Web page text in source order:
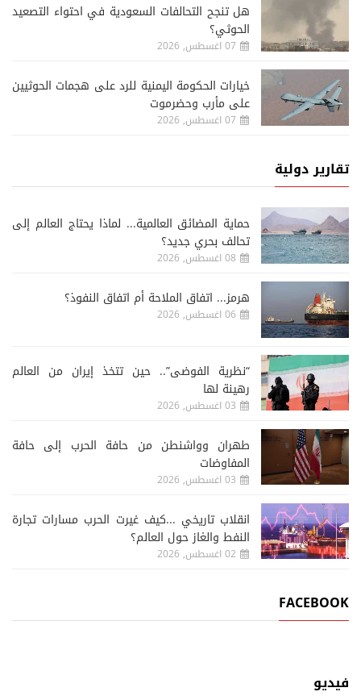
هل تنجح التحالفات السعودية في احتواء التصعيد
الحوثي؟
07 اغسطس, 2026
خيارات الحكومة اليمنية للرد على هجمات الحوثيين
على مأرب وحضرموت
07 اغسطس, 2026
تقارير دولية
حماية المضائق العالمية... لماذا يحتاج العالم إلى
تحالف بحري جديد؟
08 اغسطس, 2026
هرمز... اتفاق الملاحة أم اتفاق النفوذ؟
06 اغسطس, 2026
“نظرية الفوضى”.. حين تتخذ إيران من العالم
رهينة لها
03 اغسطس, 2026
طهران وواشنطن من حافة الحرب إلى حافة
المفاوضات
03 اغسطس, 2026
انقلاب تاريخي ...كيف غيرت الحرب مسارات تجارة
النفط والغاز حول العالم؟
02 اغسطس, 2026
FACEBOOK
فيديو